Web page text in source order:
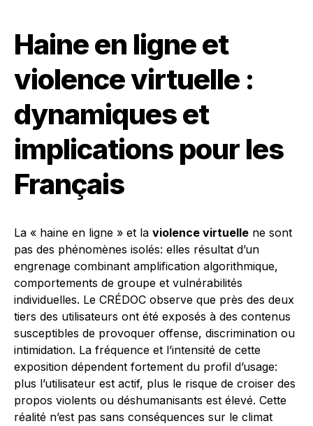
Haine en ligne et
violence virtuelle :
dynamiques et
implications pour les
Français
La « haine en ligne » et la violence virtuelle ne sont
pas des phénomènes isolés: elles résultat d’un
engrenage combinant amplification algorithmique,
comportements de groupe et vulnérabilités
individuelles. Le CRÉDOC observe que près des deux
tiers des utilisateurs ont été exposés à des contenus
susceptibles de provoquer offense, discrimination ou
intimidation. La fréquence et l’intensité de cette
exposition dépendent fortement du profil d’usage:
plus l’utilisateur est actif, plus le risque de croiser des
propos violents ou déshumanisants est élevé. Cette
réalité n’est pas sans conséquences sur le climat